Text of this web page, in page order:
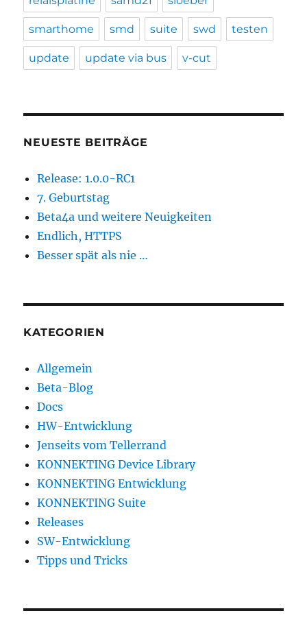
smarthome smd suite swd testen
update update via bus v-cut
NEUESTE BEITRÄGE
Release: 1.0.0-RC1
7. Geburtstag
Beta4a und weitere Neuigkeiten
Endlich, HTTPS
Besser spät als nie …
KATEGORIEN
Allgemein
Beta-Blog
Docs
HW-Entwicklung
Jenseits vom Tellerrand
KONNEKTING Device Library
KONNEKTING Entwicklung
KONNEKTING Suite
Releases
SW-Entwicklung
Tipps und Tricks